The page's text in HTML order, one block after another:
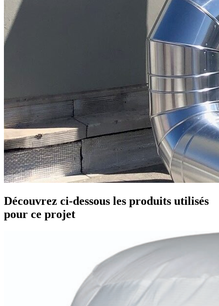
Découvrez ci-dessous les produits utilisés
pour ce projet